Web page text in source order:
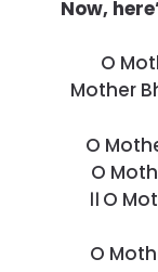
Now,
O
Mother
O
O
।। O
O